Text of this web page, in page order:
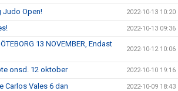
Judo Open! 2022-10-13 10:20
2022-10-13 09:36
13 NOVEMBER, Endast
2022-10-12 10:06
onsd. 12 oktober 2022-10-10 19:16
Carlos Vales 6 dan 2022-10-09 18:43